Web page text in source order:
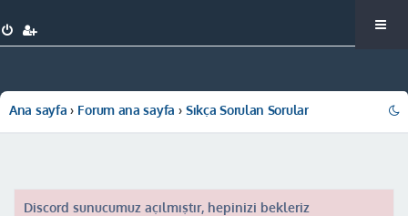
Ana sayfa Forum ana sayfa Sıkça Sorulan Sorular
Discord sunucumuz açılmıştır, hepinizi bekleriz